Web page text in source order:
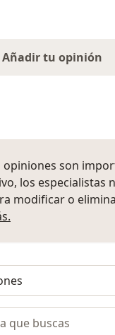
Añadir tu opinión
opiniones son
los especialistas
modificar o